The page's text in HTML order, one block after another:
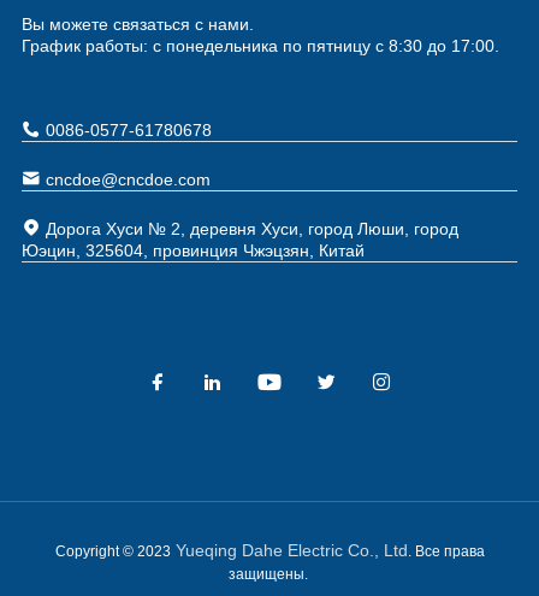
Вы можете связаться с нами.
График работы: с понедельника по пятницу с 8:30 до 17:00.
0086-0577-61780678
cncdoe@cncdoe.com
Дорога Хуси № 2, деревня Хуси, город Люши, город
Юэцин, 325604, провинция Чжэцзян, Китай
Copyright © 2023 Yueqing Dahe Electric Co., Ltd. Все права
защищены.